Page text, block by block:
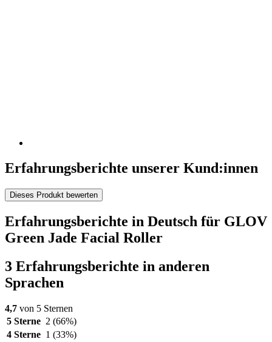
Erfahrungsberichte unserer Kund:innen
Dieses Produkt bewerten
Erfahrungsberichte in Deutsch für GLOV
Green Jade Facial Roller
3 Erfahrungsberichte in anderen
Sprachen
4,7 von 5 Sternen
5 Sterne 2 (66%)
4 Sterne 1 (33%)